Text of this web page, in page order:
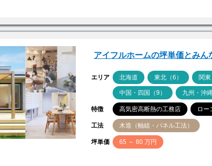
アイフルホームの坪単価とみん
エリア 北海道 東北（6） 関東
中国・四国（9） 九州・沖
特徴 高気密高断熱の工務店 ロー
工法 木造（軸組・パネル工法）
坪単価 65 ～ 80 万円